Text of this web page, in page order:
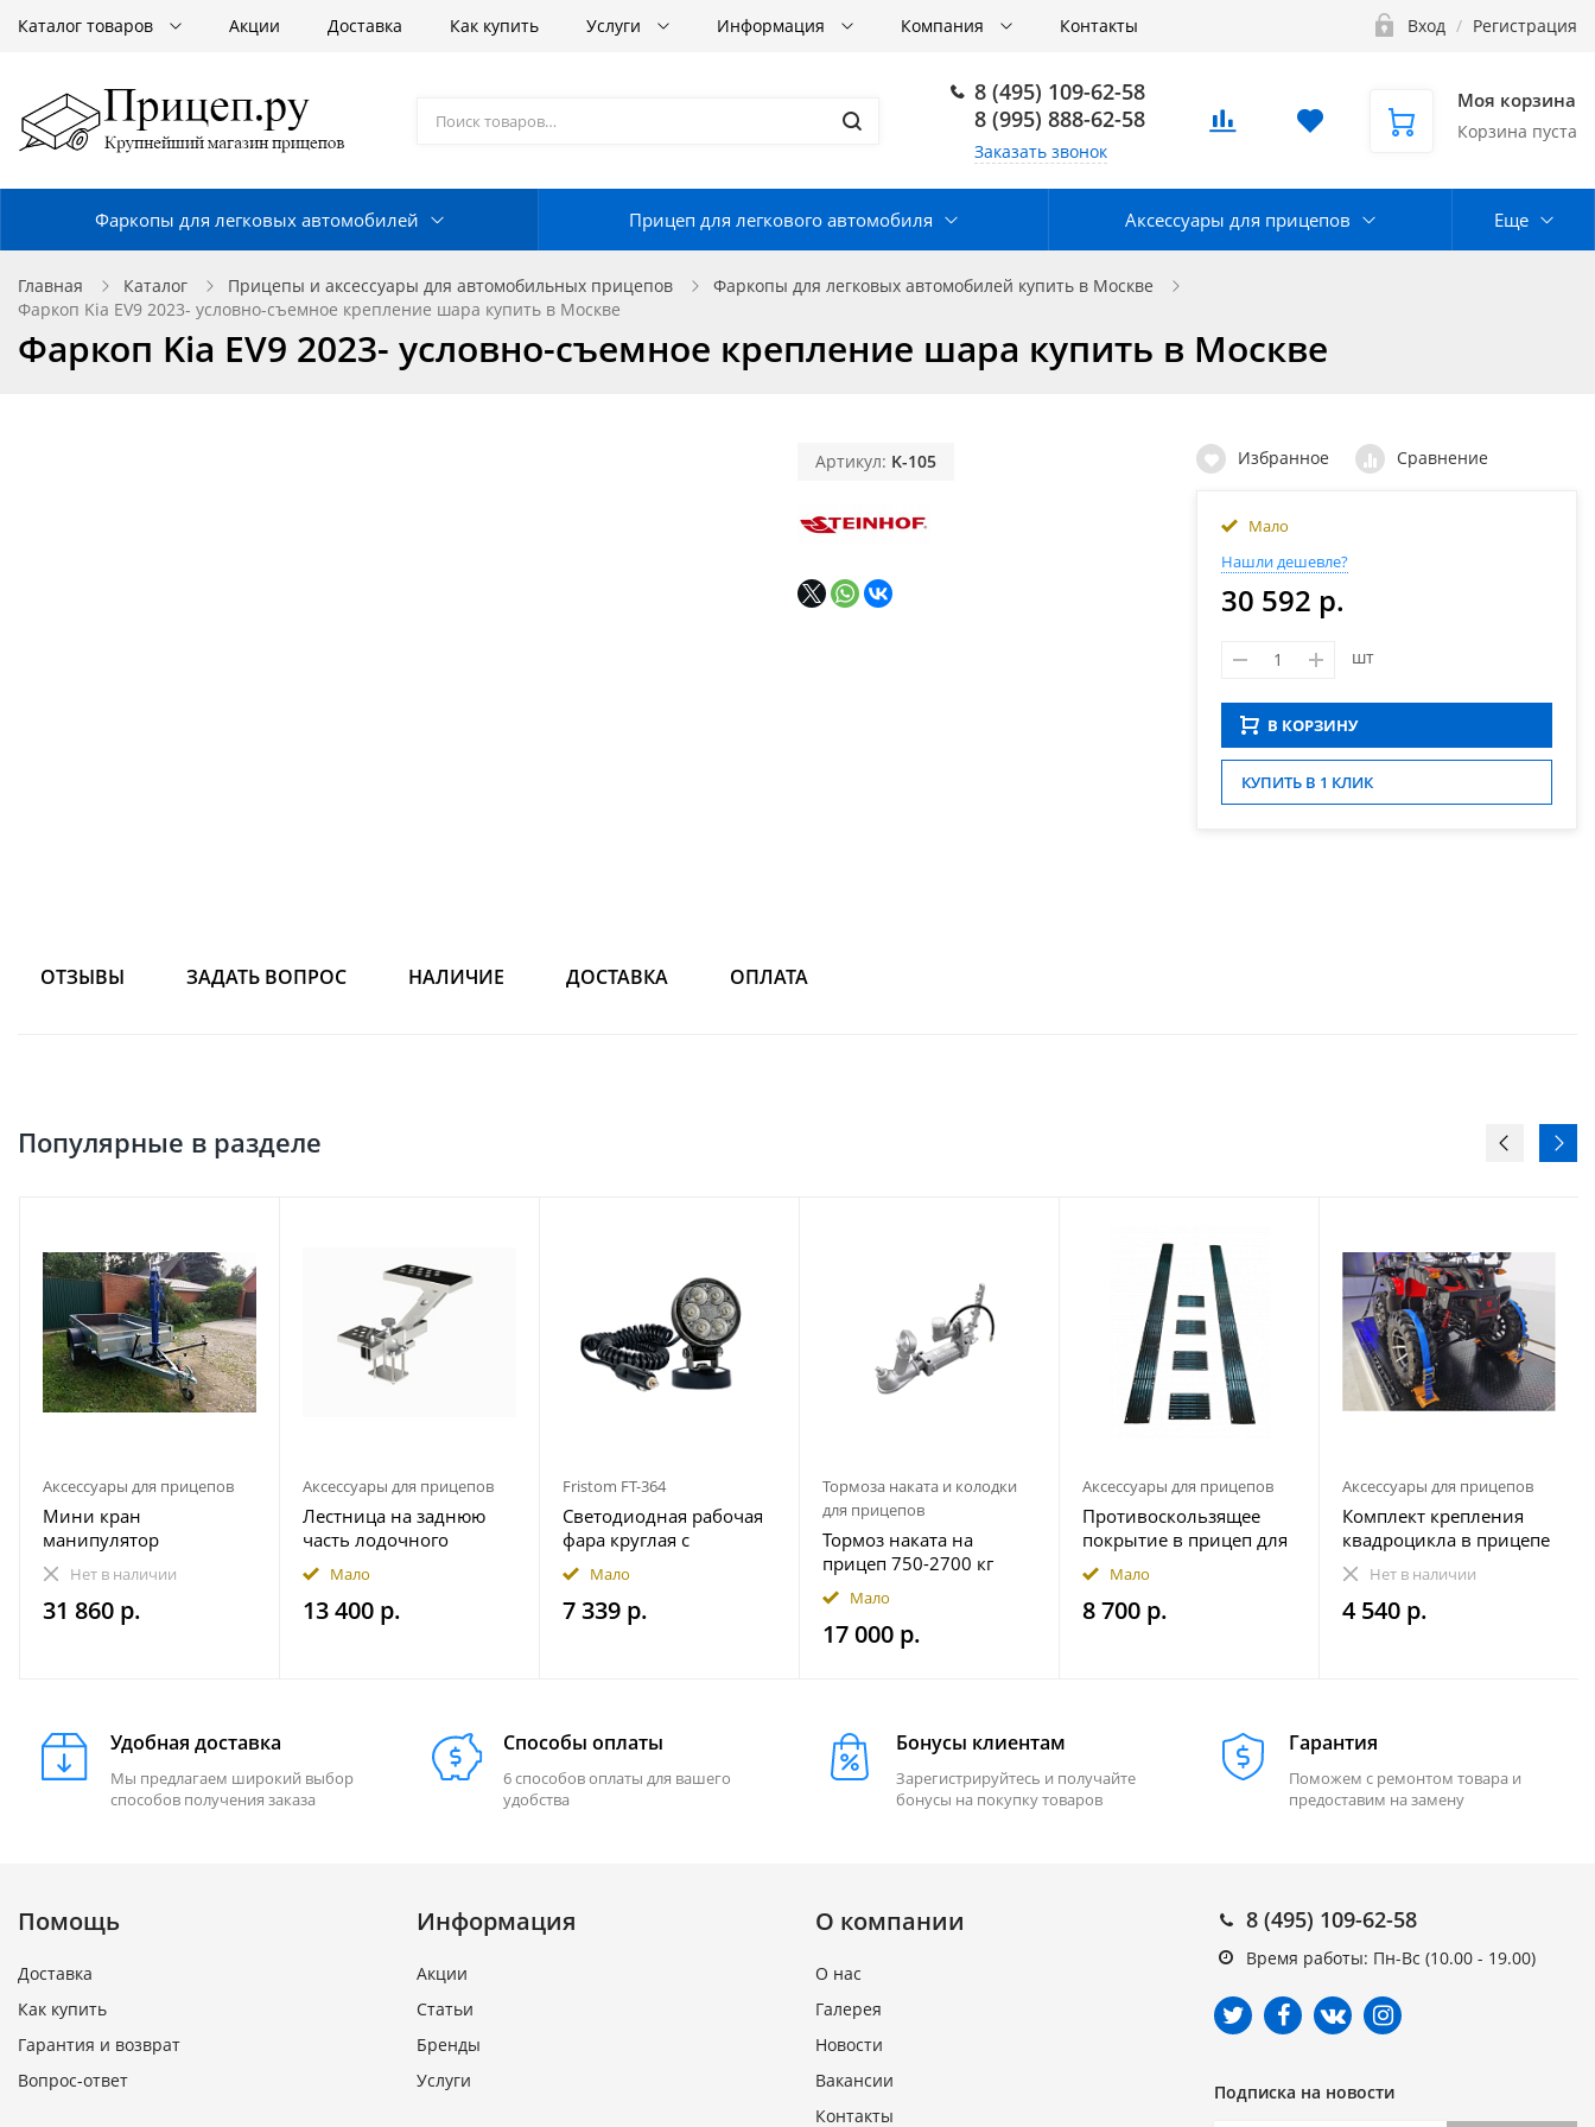
Каталог товаров Акции Доставка Как купить Услуги Информация Компания Контакты Вход / Регистрация
8 (495) 109-62-58
8 (995) 888-62-58
Заказать звонок
Моя корзина
Корзина пуста
Фаркопы для легковых автомобилей Прицеп для легкового автомобиля Аксессуары для прицепов Еще
Главная Каталог Прицепы и аксессуары для автомобильных прицепов
Фаркопы для легковых автомобилей купить в Москве
Фаркоп Kia EV9 2023- условно-съемное крепление шара купить в Москве
Фаркоп Kia EV9 2023- условно-съемное крепление шара купить в Москве
Артикул: K-105 Избранное Сравнение
Мало
Нашли дешевле?
30 592 р.
шт
В КОРЗИНУ
КУПИТЬ В 1 КЛИК
ОТЗЫВЫ ЗАДАТЬ ВОПРОС НАЛИЧИЕ ДОСТАВКА ОПЛАТА
Популярные в разделе
Аксессуары для прицепов
Мини кран
манипулятор
гидравлический прицеп
1000 кг пикап
Нет в наличии
31 860 р.
Аксессуары для прицепов
Лестница на заднюю
часть лодочного
прицепа
490.230.000.000-01
Практик (правая - по
Мало
13 400 р.
Fristom FT-364
Светодиодная рабочая
фара круглая с
широким световым
потоком мощность
2500 лм на магнитном
Мало
7 339 р.
Тормоза наката и колодки
для прицепов
Тормоз наката на
прицеп 750-2700 кг
гидравлический
Мало
17 000 р.
Аксессуары для прицепов
Противоскользящее
покрытие в прицеп для
снегохода ПРЕМИУМ
комплект 20 элементов
Мало
8 700 р.
Аксессуары для прицепов
Комплект крепления
квадроцикла в прицепе
(на 1 колесо)
Нет в наличии
4 540 р.
Удобная доставка
Мы предлагаем широкий выбор
способов получения заказа
Способы оплаты
6 способов оплаты для вашего
удобства
Бонусы клиентам
Зарегистрируйтесь и получайте
бонусы на покупку товаров
Гарантия
Поможем с ремонтом товара и
предоставим на замену
Помощь
Доставка
Как купить
Гарантия и возврат
Вопрос-ответ
Информация
Акции
Статьи
Бренды
Услуги
О компании
О нас
Галерея
Новости
Вакансии
Контакты
8 (495) 109-62-58
Время работы: Пн-Вс (10.00 - 19.00)
Подписка на новости